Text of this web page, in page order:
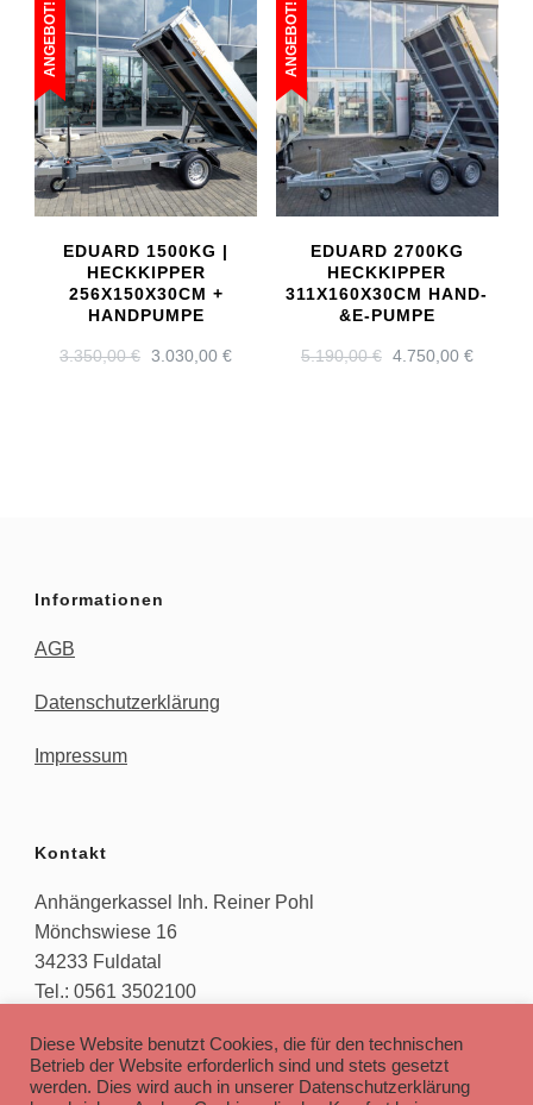
ANGEBOT!
EDUARD 1500KG |
HECKKIPPER
256X150X30CM +
HANDPUMPE
3.350,00€ URSPRÜNGLICHER
3.030,00€AKTUELLER
ANGEBOT!
EDUARD 2700KG
HECKKIPPER
311X160X30CM HAND-
&E-PUMPE
5.190,00€ 4.750,00 €
Informationen
AGB
Datenschutzerklärung
Impressum
Kontakt
Anhängerkassel Inh. Reiner Pohl
Mönchswiese 16
34233 Fuldatal
Tel.: 0561 3502100
Diese Website benutzt Cookies, die für den technischen
Betrieb der Website erforderlich sind und stets gesetzt
werden. Dies wird auch in unserer Datenschutzerklärung